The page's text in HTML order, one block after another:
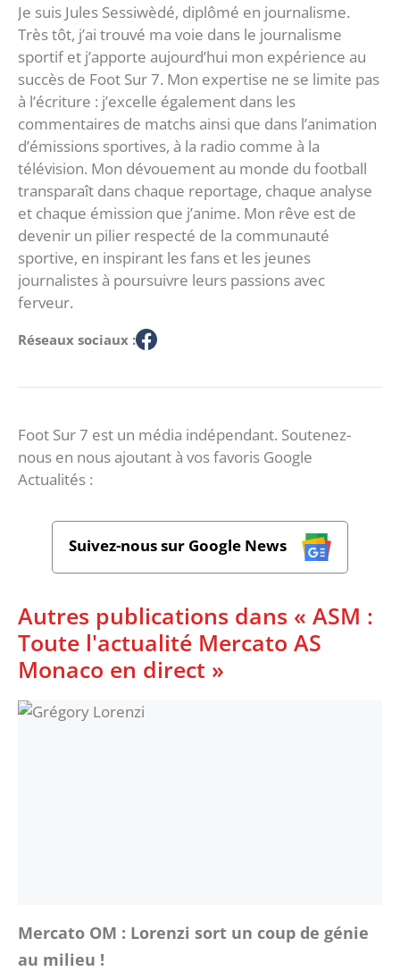
Je suis Jules Sessiwèdé, diplômé en journalisme.
Très tôt, j’ai trouvé ma voie dans le journalisme
sportif et j’apporte aujourd’hui mon expérience au
succès de Foot Sur 7. Mon expertise ne se limite pas
à l’écriture : j’excelle également dans les
commentaires de matchs ainsi que dans l’animation
d’émissions sportives, à la radio comme à la
télévision. Mon dévouement au monde du football
transparaît dans chaque reportage, chaque analyse
et chaque émission que j’anime. Mon rêve est de
devenir un pilier respecté de la communauté
sportive, en inspirant les fans et les jeunes
journalistes à poursuivre leurs passions avec
ferveur.
Réseaux sociaux :
Foot Sur 7 est un média indépendant. Soutenez-
nous en nous ajoutant à vos favoris Google
Actualités :
Suivez-nous sur Google News
Autres publications dans « ASM :
Toute l'actualité Mercato AS
Monaco en direct »
Mercato OM : Lorenzi sort un coup de génie
au milieu !